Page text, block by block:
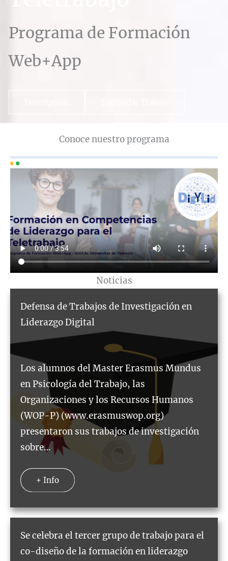
Programa de Formación
Web+App
Conoce nuestro programa
Noticias
Defensa de Trabajos de Investigación en
Liderazgo Digital
Los alumnos del Master Erasmus Mundus
en Psicología del Trabajo, las
Organizaciones y los Recursos Humanos
(WOP-P) (www.erasmuswop.org)
presentaron sus trabajos de investigación
sobre…
+ Info
Se celebra el tercer grupo de trabajo para el
co-diseño de la formación en liderazgo